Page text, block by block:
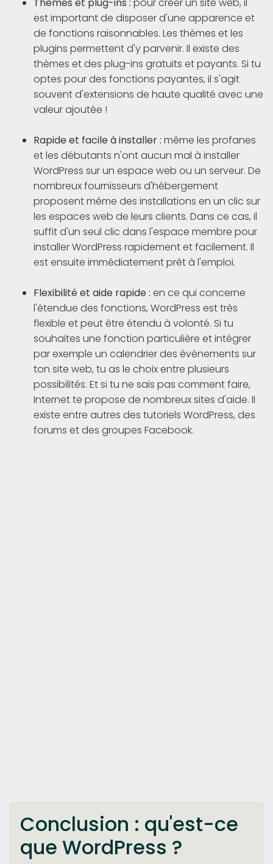
est important de disposer d'une apparence et
de fonctions raisonnables. Les thèmes et les
plugins permettent d'y parvenir. Il existe des
thèmes et des plug-ins gratuits et payants. Si tu
optes pour des fonctions payantes, il s'agit
souvent d'extensions de haute qualité avec une
valeur ajoutée !
Rapide et facile à installer : même les profanes
et les débutants n'ont aucun mal à installer
WordPress sur un espace web ou un serveur. De
nombreux fournisseurs d'hébergement
proposent même des installations en un clic sur
les espaces web de leurs clients. Dans ce cas, il
suffit d'un seul clic dans l'espace membre pour
installer WordPress rapidement et facilement. Il
est ensuite immédiatement prêt à l'emploi.
Flexibilité et aide rapide : en ce qui concerne
l'étendue des fonctions, WordPress est très
flexible et peut être étendu à volonté. Si tu
souhaites une fonction particulière et intégrer
par exemple un calendrier des événements sur
ton site web, tu as le choix entre plusieurs
possibilités. Et si tu ne sais pas comment faire,
Internet te propose de nombreux sites d'aide. Il
existe entre autres des tutoriels WordPress, des
forums et des groupes Facebook.
Conclusion : qu'est-ce
que WordPress ?